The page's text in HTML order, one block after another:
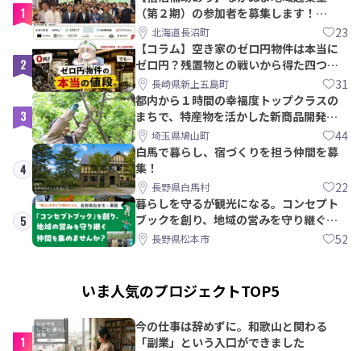
1
（第２期）の参加者を募集します！
【8/21〆】
北海道長沼町 23
2
【コラム】空き家のゼロ円物件は本当に
ゼロ円？残置物との戦いから得た四つの
教訓｜新上五島町
長崎県新上五島町 31
3
都内から１時間の幸福度トップクラスの
まちで、特産物を活かした新商品開発＆
PRメンバー募集！
埼玉県鳩山町 44
4
白馬で暮らし、宿づくりを担う仲間を募
集！
長野県白馬村 22
5
暮らしを守るが観光になる。コンセプト
ブックを創り、地域の営みを守り継ぐ仲
間を集めませんか？
長野県松本市 52
いま人気のプロジェクトTOP5
1
今の仕事は辞めずに。和歌山と関わる
「副業」という入口ができました